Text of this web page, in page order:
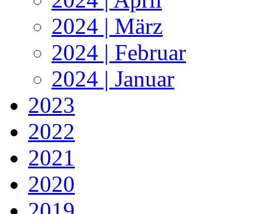
2024 | März
2024 | Februar
2024 | Januar
2023
2022
2021
2020